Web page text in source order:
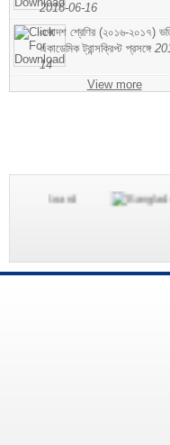
2016-06-16
একাদশ শ্রেণির (২০১৬-২০১৭)
একাডেমিক ট্রান্সক্রিপ্ট প্রসঙ্গে
14
View more